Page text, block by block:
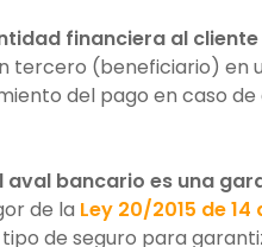
financiera al cliente
tercero (beneficiario) en
del pago en caso
aval bancario es una
de la Ley 20/2015 de 14
de seguro para